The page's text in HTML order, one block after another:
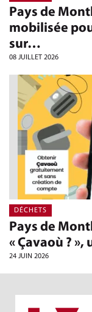
Pays de
mobilisée
sur…
08 JUILLET 2026
Pays de
« Çavaoù ?
24 JUIN 2026
DÉCHETS